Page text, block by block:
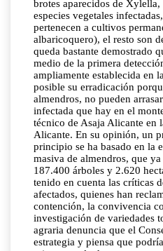
brotes aparecidos de
especies vegetales
pertenecen a cultivos
albaricoquero), el resto son
queda bastante demostrado
medio de la primera
ampliamente establecida en
posible su erradicación
almendros, no pueden
infectada que hay en el
técnico de Asaja Alicante en
Alicante. En su opinión, un
principio se ha basado en la
masiva de almendros, que
187.400 árboles y 2.620
tenido en cuenta las críticas
afectados, quienes han
contención, la convivencia
investigación de variedades
agraria denuncia que el
estrategia y piensa que